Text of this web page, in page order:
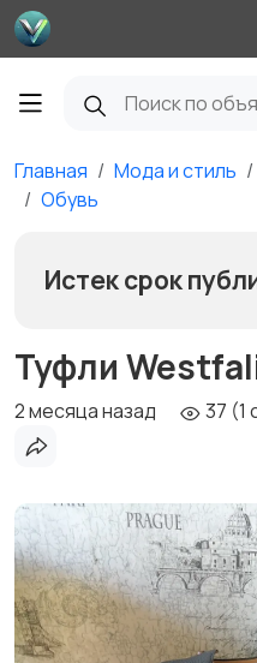
Главная Мода и стиль
Обувь
Истек срок
Туфли
2 месяца назад 37 (1